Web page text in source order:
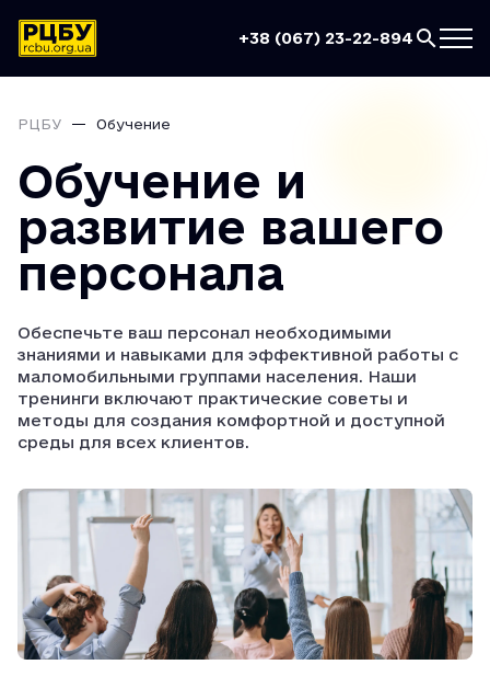
+38 (067) 23-22-894
РЦБУ Обучение
Обучение и
развитие вашего
персонала
Обеспечьте ваш персонал необходимыми
знаниями и навыками для эффективной работы с
маломобильными группами населения. Наши
тренинги включают практические советы и
методы для создания комфортной и доступной
среды для всех клиентов.